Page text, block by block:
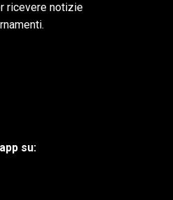
ricevere notizie
su: